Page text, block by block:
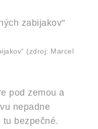
(zdroj: Marcel
pod zemou a
nepadne
bezpečné.